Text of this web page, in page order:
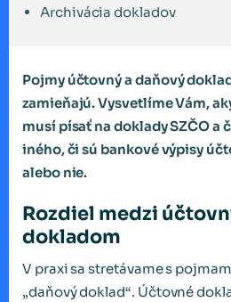
Archivácia dokladov
Pojmy účtovný a daňový
zamieňajú. Vysvetlíme Vám,
musí písať na doklady SZČO a
iného, či sú bankové výpisy
alebo nie.
Rozdiel medzi
dokladom
V praxi sa stretávame s
„daňový doklad“. Účtovné